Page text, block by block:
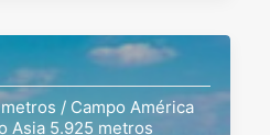
/ Campo América
Asia 5.925 metros